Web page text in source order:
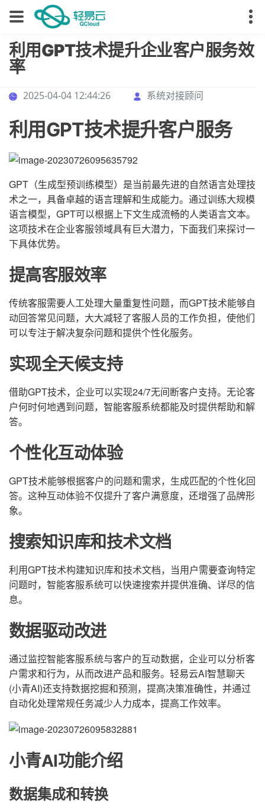
利用GPT技术提升企业客户服务效
率
2025-04-04 12:44:26 系统对接顾问
利用GPT技术提升客户服务
GPT（生成型预训练模型）是当前最先进的自然语言处理技
术之一，具备卓越的语言理解和生成能力。通过训练大规模
语言模型，GPT可以根据上下文生成流畅的人类语言文本。
这项技术在企业客服领域具有巨大潜力，下面我们来探讨一
下具体优势。
提高客服效率
传统客服需要人工处理大量重复性问题，而GPT技术能够自
动回答常见问题，大大减轻了客服人员的工作负担，使他们
可以专注于解决复杂问题和提供个性化服务。
实现全天候支持
借助GPT技术，企业可以实现24/7无间断客户支持。无论客
户何时何地遇到问题，智能客服系统都能及时提供帮助和解
答。
个性化互动体验
GPT技术能够根据客户的问题和需求，生成匹配的个性化回
答。这种互动体验不仅提升了客户满意度，还增强了品牌形
象。
搜索知识库和技术文档
利用GPT技术构建知识库和技术文档，当用户需要查询特定
问题时，智能客服系统可以快速搜索并提供准确、详尽的信
息。
数据驱动改进
通过监控智能客服系统与客户的互动数据，企业可以分析客
户需求和行为，从而改进产品和服务。轻易云AI智慧聊天
(小青AI)还支持数据挖掘和预测，提高决策准确性，并通过
自动化处理常规任务减少人力成本，提高工作效率。
小青AI功能介绍
数据集成和转换